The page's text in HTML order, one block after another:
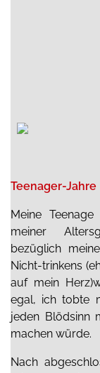
Teenager-Jahre
Meine
meiner
bezüglich
Nicht-trinkens
auf mein
egal, ich tobte
jeden Blödsinn
machen würde.
Nach